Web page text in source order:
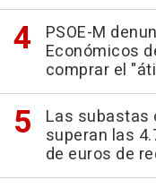
PSOE-M
Económicos
comprar el
Las subastas
superan las
de euros de